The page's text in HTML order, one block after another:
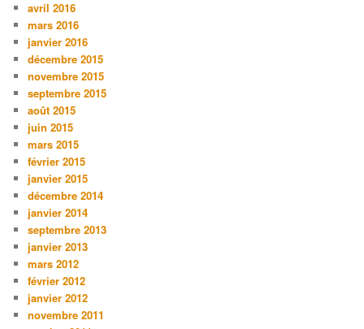
avril 2016
mars 2016
janvier 2016
décembre 2015
novembre 2015
septembre 2015
août 2015
juin 2015
mars 2015
février 2015
janvier 2015
décembre 2014
janvier 2014
septembre 2013
janvier 2013
mars 2012
février 2012
janvier 2012
novembre 2011